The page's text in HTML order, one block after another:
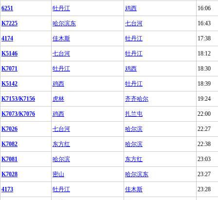
6251 牡丹江 鸡西 16:06
K7225 哈尔滨东 七台河 16:43
4174 佳木斯 牡丹江 17:38
K5146 七台河 牡丹江 18:12
K7071 牡丹江 鸡西 18:30
K5142 鸡西 牡丹江 18:39
K7153/K7156 虎林 齐齐哈尔 19:24
K7073/K7076 鸡西 扎兰屯 22:00
K7026 七台河 哈尔滨 22:27
K7082 东方红 哈尔滨 22:38
K7081 哈尔滨 东方红 23:03
K7028 密山 哈尔滨东 23:27
4173 牡丹江 佳木斯 23:28